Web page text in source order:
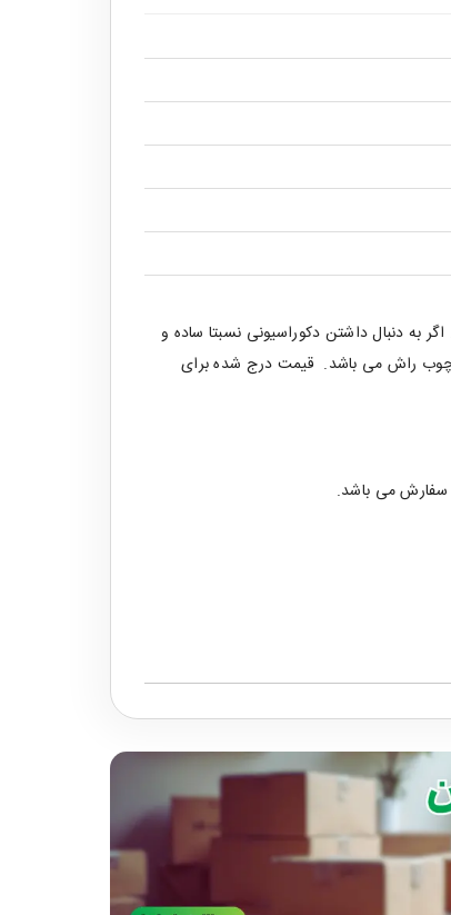
به دنبال داشتن دکوراسیونی نسبتا ساده و
چوب راش می باشد. قیمت درج شده برای
سفارش می باشد.